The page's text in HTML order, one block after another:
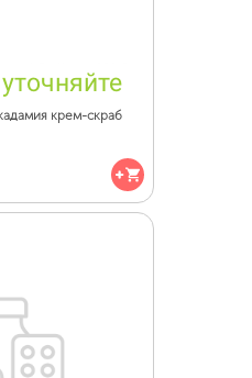
крем-скраб